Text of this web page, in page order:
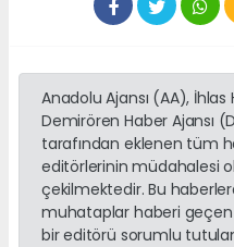
Anadolu Ajansı (AA), İhlas
Demirören Haber Ajansı
tarafından eklenen tüm
editörlerinin müdahalesi
çekilmektedir. Bu
muhataplar haberi
bir editörü sorumlu